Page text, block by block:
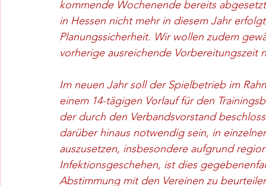
kommende Wochenende bereits
in Hessen nicht mehr in diesem Jahr
Planungssicherheit. Wir wollen zudem
vorherige ausreichende Vorbereitungszeit
Im neuen Jahr soll der Spielbetrieb im
einem 14-tägigen Vorlauf für den
der durch den Verbandsvorstand
darüber hinaus notwendig sein, in
auszusetzen, insbesondere aufgrund
Infektionsgeschehen, ist dies
Abstimmung mit den Vereinen zu